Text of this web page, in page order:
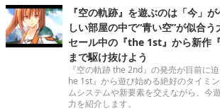
『空の軌跡』を遊ぶのは「今」
しい部屋の中で“青い空”が似合
セール中の『the 1st』から新作
まで駆け抜けよう
『空の軌跡 the 2nd』の発売が目前に
he 1st』から遊び始める絶好のタイミ
ムシステムや新要素を交えながら、今
力を紹介します。